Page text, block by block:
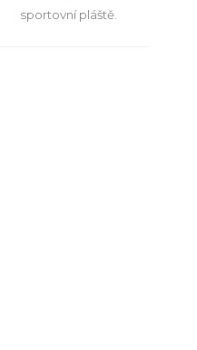
sportovní pláště.